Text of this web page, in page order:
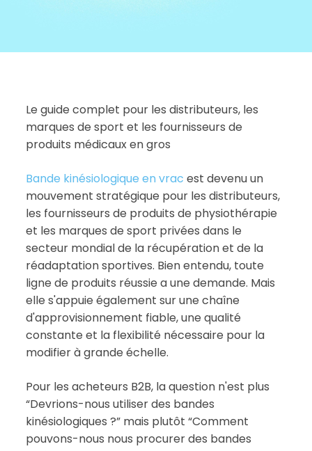
Le guide complet pour les distributeurs, les
marques de sport et les fournisseurs de
produits médicaux en gros
Bande kinésiologique en vrac est devenu un
mouvement stratégique pour les distributeurs,
les fournisseurs de produits de physiothérapie
et les marques de sport privées dans le
secteur mondial de la récupération et de la
réadaptation sportives. Bien entendu, toute
ligne de produits réussie a une demande. Mais
elle s'appuie également sur une chaîne
d'approvisionnement fiable, une qualité
constante et la flexibilité nécessaire pour la
modifier à grande échelle.
Pour les acheteurs B2B, la question n'est plus
“Devrions-nous utiliser des bandes
kinésiologiques ?” mais plutôt “Comment
pouvons-nous nous procurer des bandes